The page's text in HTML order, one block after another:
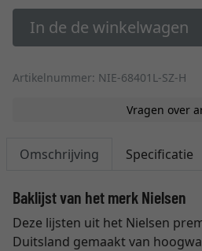
In de de winkelwagen
Artikelnummer: NIE-68401L-SZ-H
Vragen over
Omschrijving Specificatie
Baklijst van het merk Nielsen
Deze lijsten uit het Nielsen
Duitsland gemaakt van